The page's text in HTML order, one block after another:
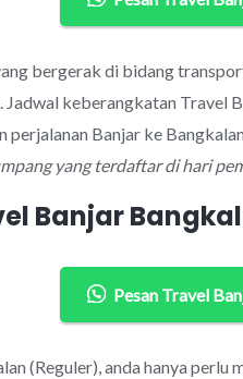
bergerak di bidang
keberangkatan
perjalanan Banjar ke
yang terdaftar di hari
Banjar
Pesan Travel
(Reguler), anda hanya perlu